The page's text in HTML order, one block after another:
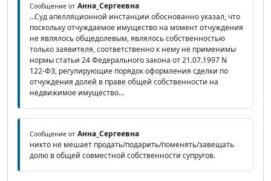
Сообщение от Анна_Сергеевна
...Суд апелляционной инстанции обоснованно указал, что
поскольку отчуждаемое имущество на момент отчуждения
не являлось общедолевым, являлось собственностью
только заявителя, соответственно к нему не применимы
нормы статьи 24 Федерального закона от 21.07.1997 N
122-ФЗ, регулирующие порядок оформления сделки по
отчуждения долей в праве общей собственности на
недвижимое имущество...
Сообщение от Анна_Сергеевна
никто не мешает продать/подарить/поменять/завещать
долю в общей совместной собственности супругов.